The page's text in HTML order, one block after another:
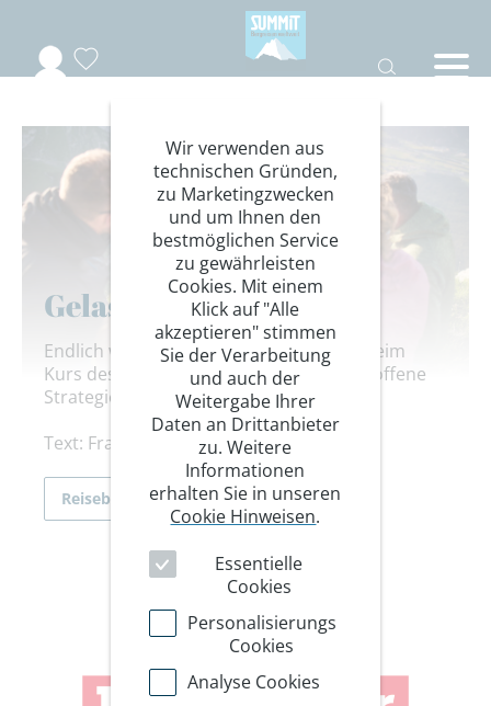
Gelassen am Abgrund
Endlich wieder unbeschwert wandern: Beim
Kurs des DAV Summit Clubs lernen Betroffene
Strategien im Umgang mit Höhenangst.
Text: Franziska Haack
Reiseberichte
Wir verwenden aus
technischen Gründen,
zu Marketingzwecken
und um Ihnen den
bestmöglichen Service
zu gewährleisten
Cookies. Mit einem
Klick auf "Alle
akzeptieren" stimmen
Sie der Verarbeitung
und auch der
Weitergabe Ihrer
Daten an Drittanbieter
zu. Weitere
Informationen
erhalten Sie in unseren
Cookie Hinweisen.
Essentielle
Cookies
Personalisierungs
Cookies
Analyse Cookies